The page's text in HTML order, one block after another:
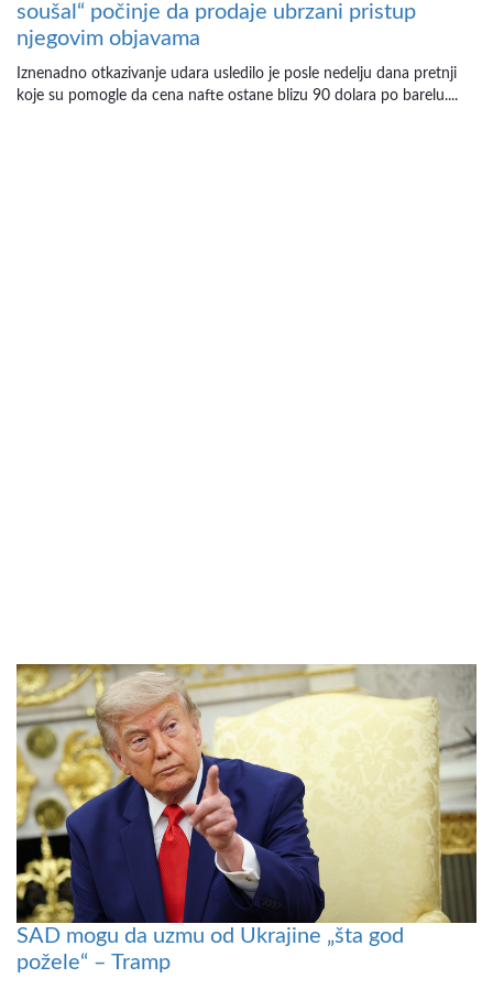
soušal“ počinje da prodaje ubrzani pristup
njegovim objavama
Iznenadno otkazivanje udara usledilo je posle nedelju dana pretnji
koje su pomogle da cena nafte ostane blizu 90 dolara po barelu....
SAD mogu da uzmu od Ukrajine „šta god
požele“ – Tramp